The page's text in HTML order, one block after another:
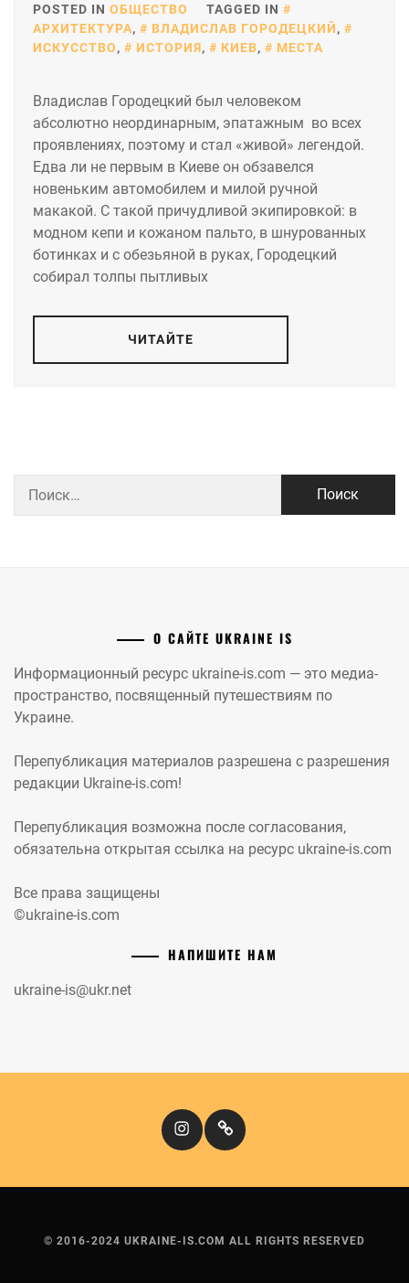
POSTED IN ОБЩЕСТВО
TAGGED IN
АРХИТЕКТУРА, ВЛАДИСЛАВ ГОРОДЕЦКИЙ,
ИСКУССТВО, ИСТОРИЯ, КИЕВ, МЕСТА
Владислав Городецкий был человеком
абсолютно неординарным, эпатажным во всех
проявлениях, поэтому и стал «живой» легендой.
Едва ли не первым в Киеве он обзавелся
новеньким автомобилем и милой ручной
макакой. С такой причудливой экипировкой: в
модном кепи и кожаном пальто, в шнурованных
ботинках и с обезьяной в руках, Городецкий
собирал толпы пытливых
ЧИТАЙТЕ
О САЙТЕ UKRAINE IS
Информационный ресурс ukraine-is.com — это медиа-
пространство, посвященный путешествиям по
Украине.
Перепубликация материалов разрешена с разрешения
редакции Ukraine-is.com!
Перепубликация возможна после согласования,
обязательна открытая ссылка на ресурс ukraine-is.com
Все права защищены
©ukraine-is.com
НАПИШИТЕ НАМ
ukraine-is@ukr.net
InstagramКіномандри
© 2016-2024 UKRAINE-IS.COM ALL RIGHTS RESERVED